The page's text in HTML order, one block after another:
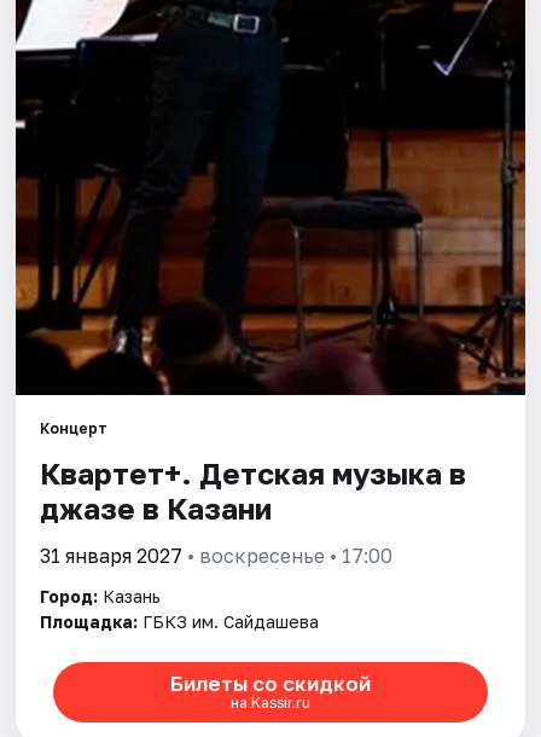
Города
Артисты
Рейтинги
Концерт
Квартет+. Детская музыка в
джазе в Казани
31 января 2027 • воскресенье • 17:00
Город: Казань
Площадка: ГБКЗ им. Сайдашева
Билеты со скидкой
на Kassir.ru